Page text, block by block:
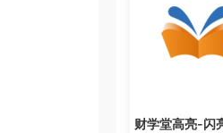
财学堂高亮-闪